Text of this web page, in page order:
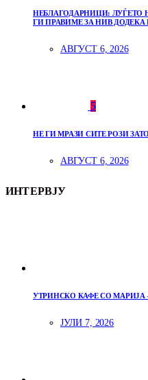
НЕБЛАГОДАРНИЦИ: ЛУЃЕТО
ГИ ПРАВИМЕ ЗА НИВ
АВГУСТ 6, 2026
5
НЕ ГИ МРАЗИ СИТЕ РОЗИ
АВГУСТ 6, 2026
ИНТЕРВЈУ
УТРИНСКО КАФЕ СО МАРИЈА
ЈУЛИ 7, 2026